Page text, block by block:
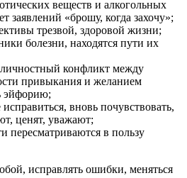
веществ и алкогольных
заявлений «брошу, когда захочу»;
трезвой, здоровой жизни;
болезни, находятся пути их
конфликт между
привыкания и желанием
эйфорию;
вновь почувствовать,
ценят, уважают;
пересматриваются в пользу
исправлять ошибки, меняться